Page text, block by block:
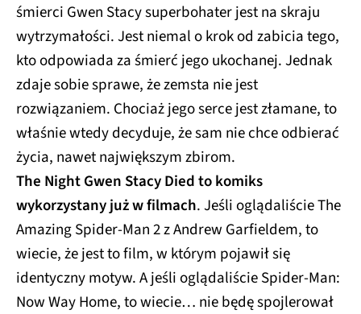
śmierci Gwen Stacy superbohater jest na skraju
wytrzymałości. Jest niemal o krok od zabicia tego,
kto odpowiada za śmierć jego ukochanej. Jednak
zdaje sobie sprawe, że zemsta nie jest
rozwiązaniem. Chociaż jego serce jest złamane, to
właśnie wtedy decyduje, że sam nie chce odbierać
życia, nawet największym zbirom.
The Night Gwen Stacy Died to komiks
wykorzystany już w filmach. Jeśli oglądaliście The
Amazing Spider-Man 2 z Andrew Garfieldem, to
wiecie, że jest to film, w którym pojawił się
identyczny motyw. A jeśli oglądaliście Spider-Man:
Now Way Home, to wiecie… nie będę spojlerował